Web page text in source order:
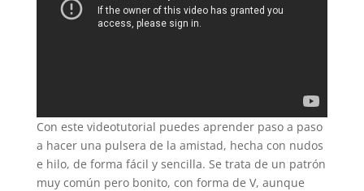
Con este videotutorial puedes aprender paso a paso
a hacer una pulsera de la amistad, hecha con nudos
e hilo, de forma fácil y sencilla. Se trata de un patrón
muy común pero bonito, con forma de V, aunque